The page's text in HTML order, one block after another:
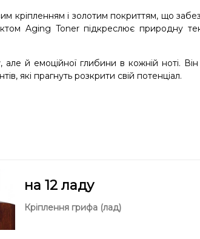
кріпленням і золотим покриттям, що
Aging Toner підкреслює природну
й емоційної глибини в кожній ноті.
які прагнуть розкрити свій потенціал.
на 12 ладу
Кріплення грифа (лад)